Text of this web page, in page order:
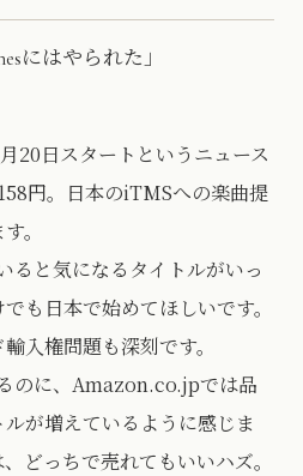
にはやられた」
20日スタートというニュース
円。日本のiTMSへの楽曲提
。
ると気になるタイトルがいっ
も日本で始めてほしいです。
入権問題も深刻です。
のに、Amazon.co.jpでは品
が増えているように感じま
どっちで売れてもいいハズ。